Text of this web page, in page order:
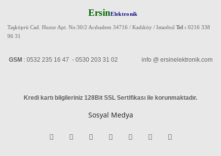
ErsinElektronik
Taşköprü Cad. Huzur Apt. No:30/2 Acıbadem 34716 / Kadıköy / Istanbul Tel : 0216 338
96 31
GSM : 0532 235 16 47 - 0530 203 31 02 info @ ersinelektronik.com
Kredi kartı bilgileriniz 128Bit SSL Sertifikası ile korunmaktadır.
Sosyal Medya